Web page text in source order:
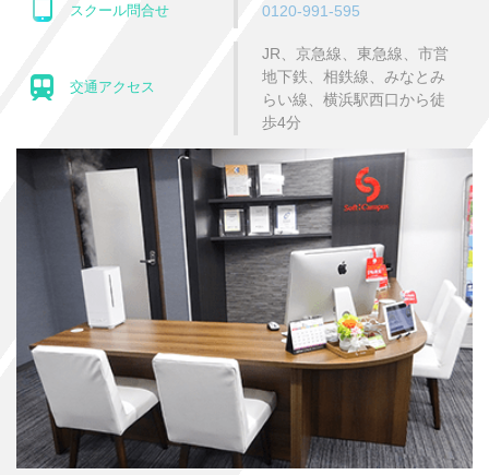
スクール問合せ 0120-991-595
交通アクセス
JR、京急線、東急線、市営
地下鉄、相鉄線、みなとみ
らい線、横浜駅西口から徒
歩4分